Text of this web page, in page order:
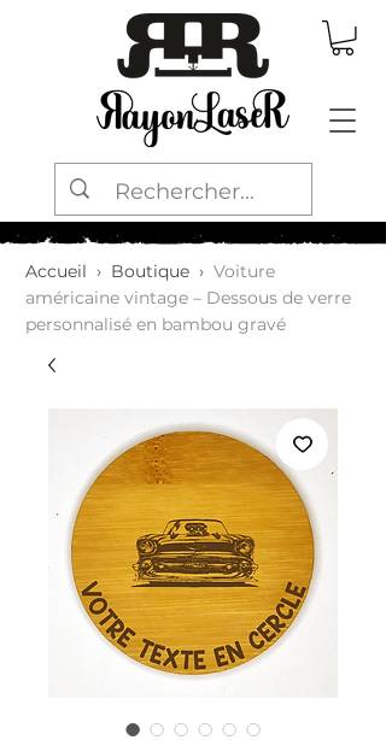
Accueil › Boutique › Voiture
américaine vintage – Dessous de verre
personnalisé en bambou gravé